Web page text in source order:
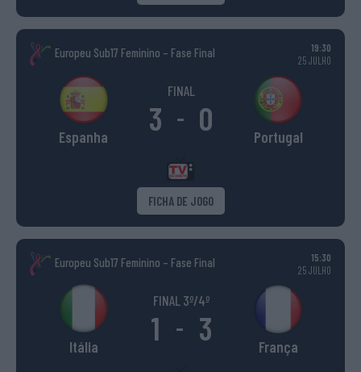
Europeu Sub17 Feminino – Fase Final
19:30
25 JULHO
Espanha
FINAL
3 - 0 Portugal
FICHA DE JOGO
Europeu Sub17 Feminino – Fase Final
15:30
25 JULHO
Itália
FINAL 3º/4º
1 - 3 França